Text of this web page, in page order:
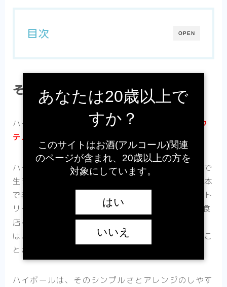
OPEN
目次
そもそも、ハイボールとは何？
ハイボールは、ウイスキーを炭酸水で割った
“カク
テル”
ハイボールは、ウイスキーの本場スコットランドで
生まれたと言われているのですが、現在では、日本
で非常に人気のある飲み方です。日本では、サント
リーが1950年代にハイボールを発売し、CMや飲食
店への営業などから広く普及させました。現在で
は、多くの居酒屋やバーでハイボールを注文するこ
とができます。
ハイボールは、そのシンプルさとアレンジのしやす
あなたは20歳以上で
すか？
このサイトはお酒(アルコール)関連
のページが含まれ、20歳以上の方を
対象にしています。
はい
いいえ